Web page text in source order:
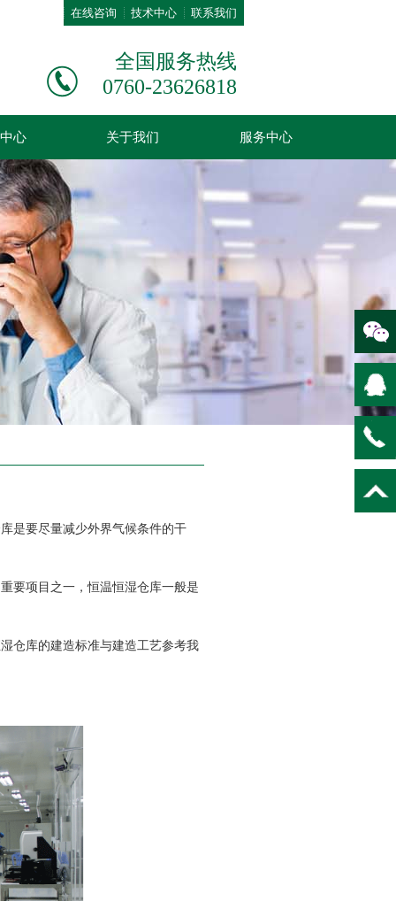
在线咨询 技术中心 联系我们
全国服务热线
0760-23626818
心 关于我们 服务中心
是要尽量减少外界气候条件的干
项目之一，恒温恒湿仓库一般是
库的建造标准与建造工艺参考我